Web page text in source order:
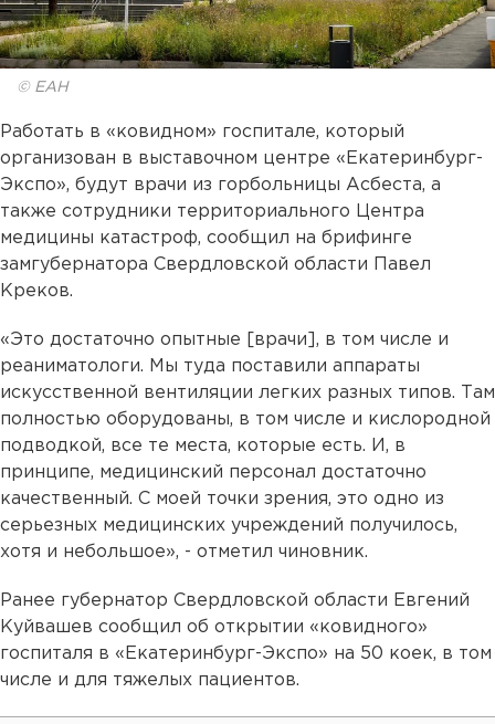
© ЕАН
Работать в «ковидном» госпитале, который
организован в выставочном центре «Екатеринбург-
Экспо», будут врачи из горбольницы Асбеста, а
также сотрудники территориального Центра
медицины катастроф, сообщил на брифинге
замгубернатора Свердловской области Павел
Креков.
«Это достаточно опытные [врачи], в том числе и
реаниматологи. Мы туда поставили аппараты
искусственной вентиляции легких разных типов. Там
полностью оборудованы, в том числе и кислородной
подводкой, все те места, которые есть. И, в
принципе, медицинский персонал достаточно
качественный. С моей точки зрения, это одно из
серьезных медицинских учреждений получилось,
хотя и небольшое», - отметил чиновник.
Ранее губернатор Свердловской области Евгений
Куйвашев сообщил об открытии «ковидного»
госпиталя в «Екатеринбург-Экспо» на 50 коек, в том
числе и для тяжелых пациентов.